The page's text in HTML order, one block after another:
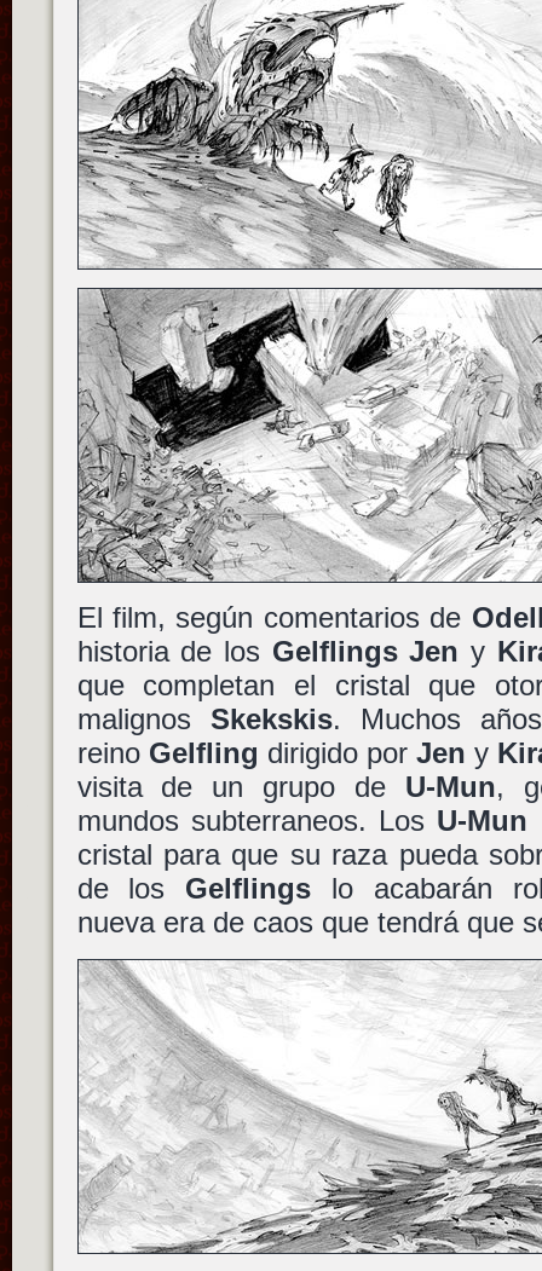
El film, según comentarios de
historia de los Gelflings Jen y
que completan el cristal que
malignos Skekskis. Muchos
reino Gelfling dirigido por Jen y
visita de un grupo de U-Mun,
mundos subterraneos. Los U-Mun
cristal para que su raza pueda
de los Gelflings lo acabarán
nueva era de caos que tendrá que